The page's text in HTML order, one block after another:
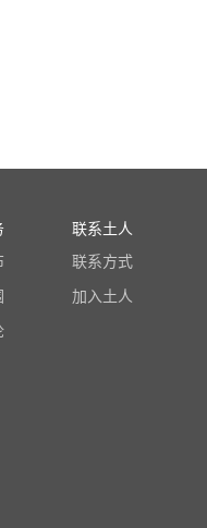
联系土人
联系方式
加入土人